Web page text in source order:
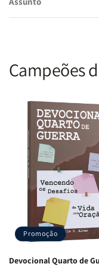
Campeões
Promoção
Devocional Quarto de